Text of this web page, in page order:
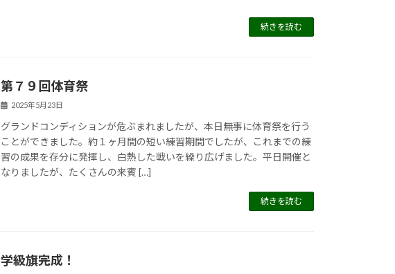
続きを読む
第７９回体育祭
2025年5月23日
グランドコンディションが危ぶまれましたが、本日無事に体育祭を行う
ことができました。約１ヶ月間の短い練習期間でしたが、これまでの練
習の成果を存分に発揮し、白熱した戦いを繰り広げました。平日開催と
なりましたが、たくさんの来賓 […]
続きを読む
学級旗完成！